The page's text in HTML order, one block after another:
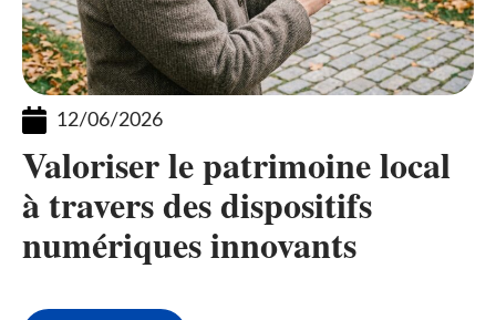
12/06/2026
Valoriser le patrimoine local
à travers des dispositifs
numériques innovants